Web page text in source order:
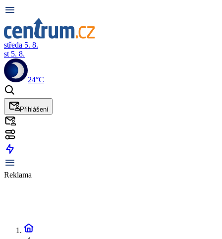
středa 5. 8.
st 5. 8.
24°C
Přihlášení
Reklama